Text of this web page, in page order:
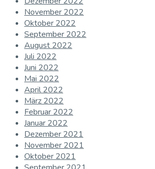
November 2022
Oktober 2022
September 2022
August 2022
Juli 2022
Juni 2022
Mai 2022
April 2022
März 2022
Februar 2022
Januar 2022
Dezember 2021
November 2021
Oktober 2021